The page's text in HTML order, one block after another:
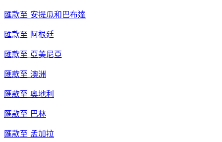
匯款至 安提瓜和巴布達
匯款至 阿根廷
匯款至 亞美尼亞
匯款至 澳洲
匯款至 奧地利
匯款至 巴林
匯款至 孟加拉